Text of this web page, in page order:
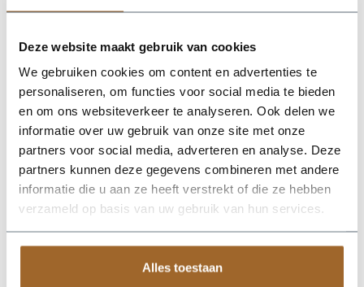
Deze website maakt gebruik van cookies
We gebruiken cookies om content en advertenties te
personaliseren, om functies voor social media te bieden
en om ons websiteverkeer te analyseren. Ook delen we
informatie over uw gebruik van onze site met onze
partners voor social media, adverteren en analyse. Deze
partners kunnen deze gegevens combineren met andere
informatie die u aan ze heeft verstrekt of die ze hebben
verzameld op basis van uw gebruik van hun services.
Alles toestaan
Plantenbak RAL 7022 Ombergrijs
Plantenbak RAL 7006 Beigegrijs
Plantenbak RAL 6013 Rietgroen
Plantenbak RAL 7031 Blauwgrijs
Plantenbak RAL 8004 Koperbruin
Plantenbak RAL 8019 Grijsbruin
Plantenbak RAL 8024 Beigebruin
Plantenbak RAL 1014 Ivoorkleurig
Plantenbak RAL 1019 Grijsbeige
Plantenbak RAL 3007 Zwartrood
Plantenbak RAL 3015 Lichtroze
Plantenbak RAL 4004 Bordeauxpaars
Plantenbak RAL 6004 Blauwgroen
Plantenbak RAL 6021 Bleekgroen
Plantenbak RAL 7030 Steengrijs